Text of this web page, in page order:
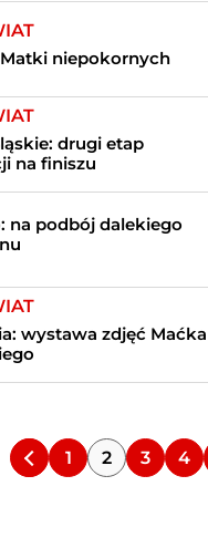
niepokornych
drugi etap
na finiszu
na podbój dalekiego
wystawa zdjęć Maćka
1 2 3 4